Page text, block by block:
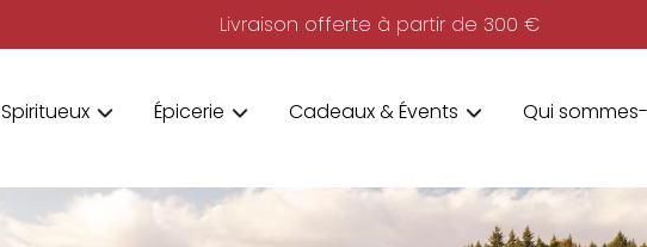
Livraison offerte à partir de 300 €
Spiritueux Épicerie Cadeaux & Évents Qui